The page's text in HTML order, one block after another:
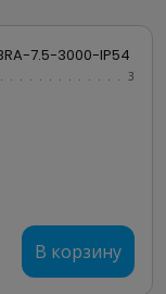
7.5-3000-IP54
3
В корзину